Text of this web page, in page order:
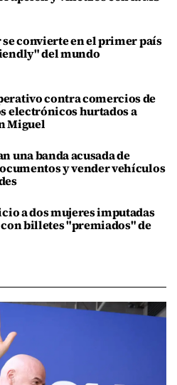
se convierte en el primer país
del mundo
contra comercios de
electrónicos hurtados a
Miguel
una banda acusada de
y vender vehículos
a dos mujeres imputadas
con billetes "premiados" de